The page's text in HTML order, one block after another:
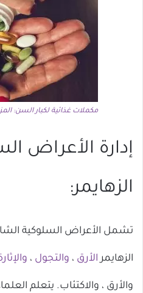
مكملات غذائية لكبار السن:
إدارة الأعراض
الزهايمر:
تشمل الأعراض السلوكية
الزهايمر الأرق ، والتجول ،
والأرق ، والاكتئاب. يتعلم